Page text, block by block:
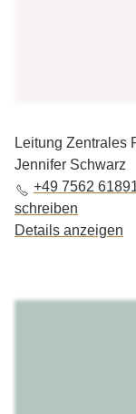
Leitung Zentrales
Jennifer Schwarz
+49 7562
schreiben
Details anzeigen